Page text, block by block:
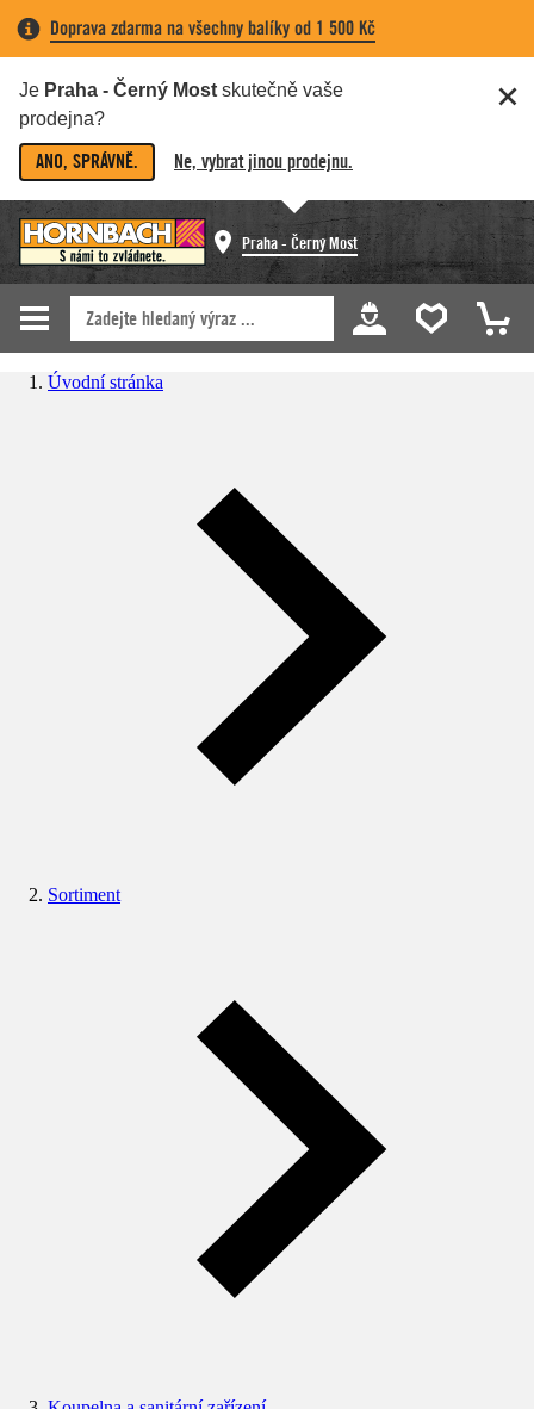
Doprava zdarma na všechny balíky od 1 500 Kč
Je Praha - Černý Most skutečně vaše
prodejna?
ANO, SPRÁVNĚ. Ne, vybrat jinou prodejnu.
Praha - Černý Most
Úvodní stránka
Sortiment